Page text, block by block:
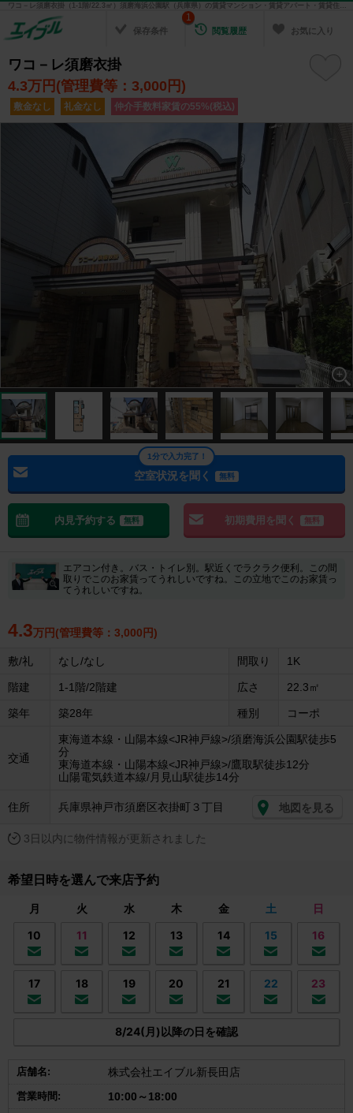
ワコ－レ須磨衣掛（1-1階/22.3㎡）須磨海浜公園駅（兵庫県）の賃貸マンション・賃貸アパート・賃貸住宅の不動産情報を検索！ 不動産賃貸の物件探しは、お部屋探しのエイブル
保存条件 閲覧履歴
1
お気に入り
ワコ－レ須磨衣掛
4.3万円(管理費等：3,000円)
敷金なし 礼金なし 仲介手数料家賃の55%(税込)
空室状況を聞く 無料
1分で入力完了！
内見予約する 無料 初期費用を聞く 無料
エアコン付き。バス・トイレ別。駅近くでラクラク便利。この間
取りでこのお家賃ってうれしいですね。この立地でこのお家賃っ
てうれしいですね。
4.3万円(管理費等：3,000円)
敷/礼 なし/なし 間取り 1K
階建 1-1階/2階建 広さ 22.3㎡
築年 築28年 種別 コーポ
交通
東海道本線・山陽本線<JR神戸線>/須磨海浜公園駅徒歩5
分
東海道本線・山陽本線<JR神戸線>/鷹取駅徒歩12分
山陽電気鉄道本線/月見山駅徒歩14分
住所 兵庫県神戸市須磨区衣掛町３丁目 地図を見る
3日以内に物件情報が更新されました
希望日時を選んで来店予約
月 火 水 木 金 土
日
10
11 12 13 14 15 16
17 18 19 20 21 22 23
8/24(月)以降の日を確認
店舗名: 株式会社エイブル新長田店
営業時間: 10:00～18:00